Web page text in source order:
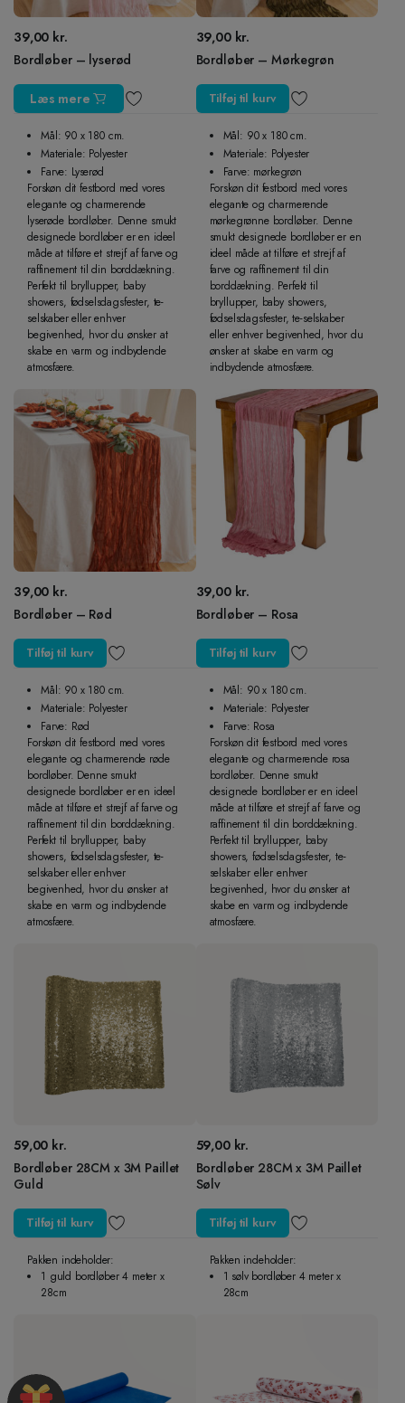
39,00 kr.
Bordløber – lyserød
Læs mere
Mål: 90 x 180 cm.
Materiale: Polyester
Farve: Lyserød
Forskøn dit festbord med vores
elegante og charmerende
lyserøde bordløber. Denne smukt
designede bordløber er en ideel
måde at tilføre et strejf af farve og
raffinement til din borddækning.
Perfekt til bryllupper, baby
showers, fødselsdagsfester, te-
selskaber eller enhver
begivenhed, hvor du ønsker at
skabe en varm og indbydende
atmosfære.
39,00 kr.
Bordløber – Mørkegrøn
Tilføj til kurv
Mål: 90 x 180 cm.
Materiale: Polyester
Farve: mørkegrøn
Forskøn dit festbord med vores
elegante og charmerende
mørkegrønne bordløber. Denne
smukt designede bordløber er en
ideel måde at tilføre et strejf af
farve og raffinement til din
borddækning. Perfekt til
bryllupper, baby showers,
fødselsdagsfester, te-selskaber
eller enhver begivenhed, hvor du
ønsker at skabe en varm og
indbydende atmosfære.
39,00 kr.
Bordløber – Rød
Tilføj til kurv
Mål: 90 x 180 cm.
Materiale: Polyester
Farve: Rød
Forskøn dit festbord med vores
elegante og charmerende røde
bordløber. Denne smukt
designede bordløber er en ideel
måde at tilføre et strejf af farve og
raffinement til din borddækning.
Perfekt til bryllupper, baby
showers, fødselsdagsfester, te-
selskaber eller enhver
begivenhed, hvor du ønsker at
skabe en varm og indbydende
atmosfære.
39,00 kr.
Bordløber – Rosa
Tilføj til kurv
Mål: 90 x 180 cm.
Materiale: Polyester
Farve: Rosa
Forskøn dit festbord med vores
elegante og charmerende rosa
bordløber. Denne smukt
designede bordløber er en ideel
måde at tilføre et strejf af farve og
raffinement til din borddækning.
Perfekt til bryllupper, baby
showers, fødselsdagsfester, te-
selskaber eller enhver
begivenhed, hvor du ønsker at
skabe en varm og indbydende
atmosfære.
59,00 kr.
Bordløber 28CM x 3M Paillet
Guld
Tilføj til kurv
Pakken indeholder:
1 guld bordløber 4 meter x
28cm
59,00 kr.
Bordløber 28CM x 3M Paillet
Sølv
Tilføj til kurv
Pakken indeholder:
1 sølv bordløber 4 meter x
28cm